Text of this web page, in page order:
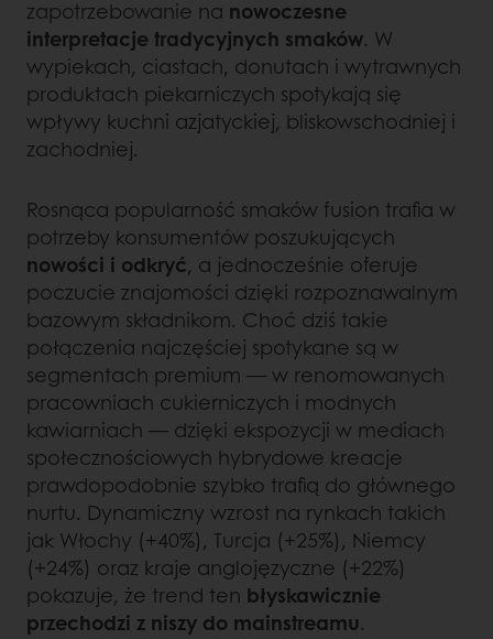
zapotrzebowanie na nowoczesne
interpretacje tradycyjnych smaków. W
wypiekach, ciastach, donutach i wytrawnych
produktach piekarniczych spotykają się
wpływy kuchni azjatyckiej, bliskowschodniej i
zachodniej.
Rosnąca popularność smaków fusion trafia w
potrzeby konsumentów poszukujących
nowości i odkryć, a jednocześnie oferuje
poczucie znajomości dzięki rozpoznawalnym
bazowym składnikom. Choć dziś takie
połączenia najczęściej spotykane są w
segmentach premium — w renomowanych
pracowniach cukierniczych i modnych
kawiarniach — dzięki ekspozycji w mediach
społecznościowych hybrydowe kreacje
prawdopodobnie szybko trafią do głównego
nurtu. Dynamiczny wzrost na rynkach takich
jak Włochy (+40%), Turcja (+25%), Niemcy
(+24%) oraz kraje anglojęzyczne (+22%)
pokazuje, że trend ten błyskawicznie
przechodzi z niszy do mainstreamu.